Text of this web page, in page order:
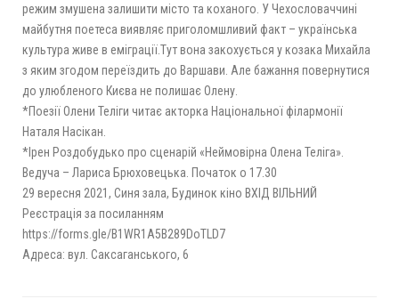
режим змушена залишити місто та коханого. У Чехословаччині
майбутня поетеса виявляє приголомшливий факт – українська
культура живе в еміграції.Тут вона закохується у козака Михайла
з яким згодом переїздить до Варшави. Але бажання повернутися
до улюбленого Києва не полишає Олену.
*Поезії Олени Теліги читає акторка Національної філармонії
Наталя Насікан.
*Ірен Роздобудько про сценарій «Неймовірна Олена Теліга».
Ведуча – Лариса Брюховецька. Початок о 17.30
29 вересня 2021, Синя зала, Будинок кіно ВХІД ВІЛЬНИЙ
Реєстрація за посиланням
https://forms.gle/B1WR1A5B289DoTLD7
Адреса: вул. Саксаганського, 6